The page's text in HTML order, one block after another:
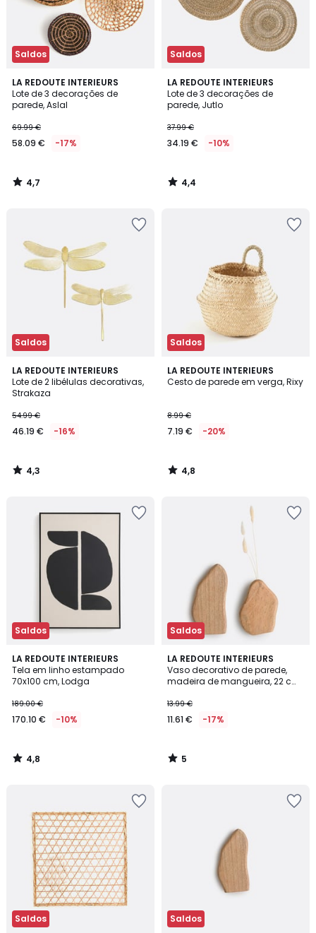
Saldos
LA REDOUTE INTERIEURS
Lote de 3 decorações de
parede, Aslal
69.99 €
58.09 € -17%
4,7
/ 5
4,7
/
Saldos
LA REDOUTE INTERIEURS
Lote de 3 decorações de
parede, Jutlo
37.99 €
34.19 € -10%
4,4
/ 5
4,4
/
Saldos
LA REDOUTE INTERIEURS
Lote de 2 libélulas decorativas,
Strakaza
54.99 €
46.19 € -16%
4,3
/ 5
4,3
/
Saldos
LA REDOUTE INTERIEURS
Cesto de parede em verga, Rixy
8.99 €
7.19 € -20%
4,8
/ 5
4,8
/
Saldos
LA REDOUTE INTERIEURS
Tela em linho estampado
70x100 cm, Lodga
189.00 €
170.10 € -10%
4,8
/ 5
4,8
/
Saldos
LA REDOUTE INTERIEURS
Vaso decorativo de parede,
madeira de mangueira, 22 cm
13.99 €
11.61 € -17%
5
/
5
5
/
Saldos Saldos